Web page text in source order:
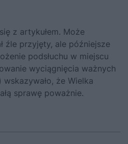
z artykułem. Może
źle przyjęty, ale późniejsze
podsłuchu w miejscu
wyciągnięcia ważnych
że Wielka
sprawę poważnie.